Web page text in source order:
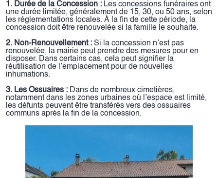
1. Durée de la Concession : Les concessions funéraires ont
une durée limitée, généralement de 15, 30, ou 50 ans, selon
les réglementations locales. À la fin de cette période, la
concession doit être renouvelée si la famille le souhaite.
2. Non-Renouvellement : Si la concession n’est pas
renouvelée, la mairie peut prendre des mesures pour en
disposer. Dans certains cas, cela peut signifier la
réutilisation de l’emplacement pour de nouvelles
inhumations.
3. Les Ossuaires : Dans de nombreux cimetières,
notamment dans les zones urbaines où l’espace est limité,
les défunts peuvent être transférés vers des ossuaires
communs après la fin de la concession.